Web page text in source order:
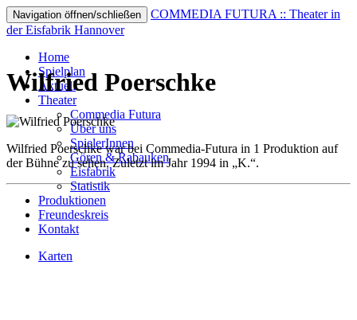
Navigation öffnen/schließen
COMMEDIA FUTURA :: Theater in
der Eisfabrik Hannover
Home
Spielplan
Aktuell
Theater
Commedia Futura
Über uns
SpielerInnen
Gören & Rabauken
Eisfabrik
Statistik
Produktionen
Freundeskreis
Kontakt
Karten
Wilfried Poerschke
Wilfried Poerschke war bei Commedia-Futura in 1 Produktion auf
der Bühne zu sehen. Zuletzt im Jahr 1994 in „K.“.